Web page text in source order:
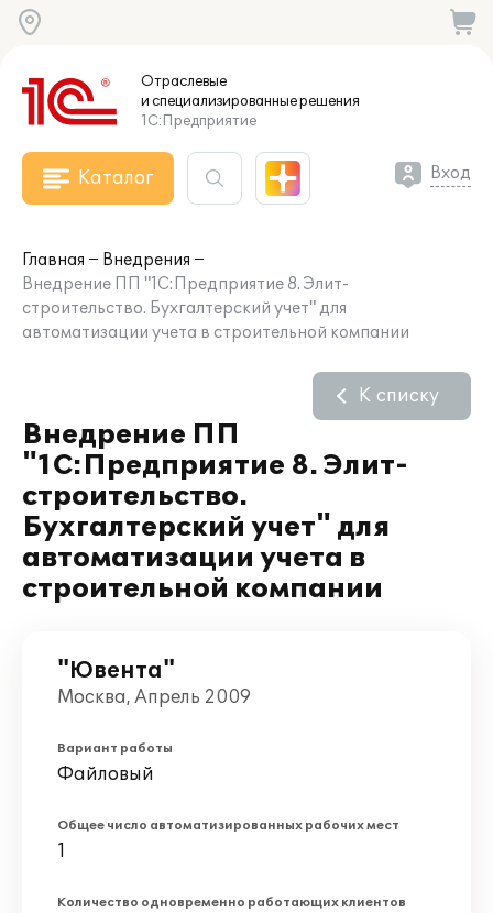
Отраслевые
и специализированныерешения
1С:Предприятие
Каталог Вход
Главная
Внедрения
Внедрение ПП "1С:Предприятие 8. Элит-
строительство. Бухгалтерский учет" для
автоматизации учета в строительной компании
Внедрение ПП
"1С:Предприятие 8. Элит-
строительство.
Бухгалтерский учет" для
автоматизации учета в
строительной компании
К списку
"Ювента"
Москва, Апрель 2009
Вариант работы
Файловый
Общее число автоматизированных рабочих мест
1
Количество одновременно работающих клиентов